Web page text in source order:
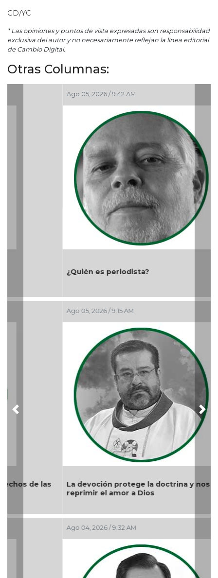
CD/YC
* Las opiniones y puntos de vista expresadas son responsabilidad
exclusiva del autor y no necesariamente reflejan la línea editorial
de Cambio Digital.
Otras Columnas:
Ago 05, 2026 / 9:42 AM
¿Quién es periodista?
Ago 05, 2026 / 9:15 AM
La devoción protege la doctrina y nos lleva a no
reprimir el amor a Dios
Ago 04, 2026 / 9:32 AM
Previous